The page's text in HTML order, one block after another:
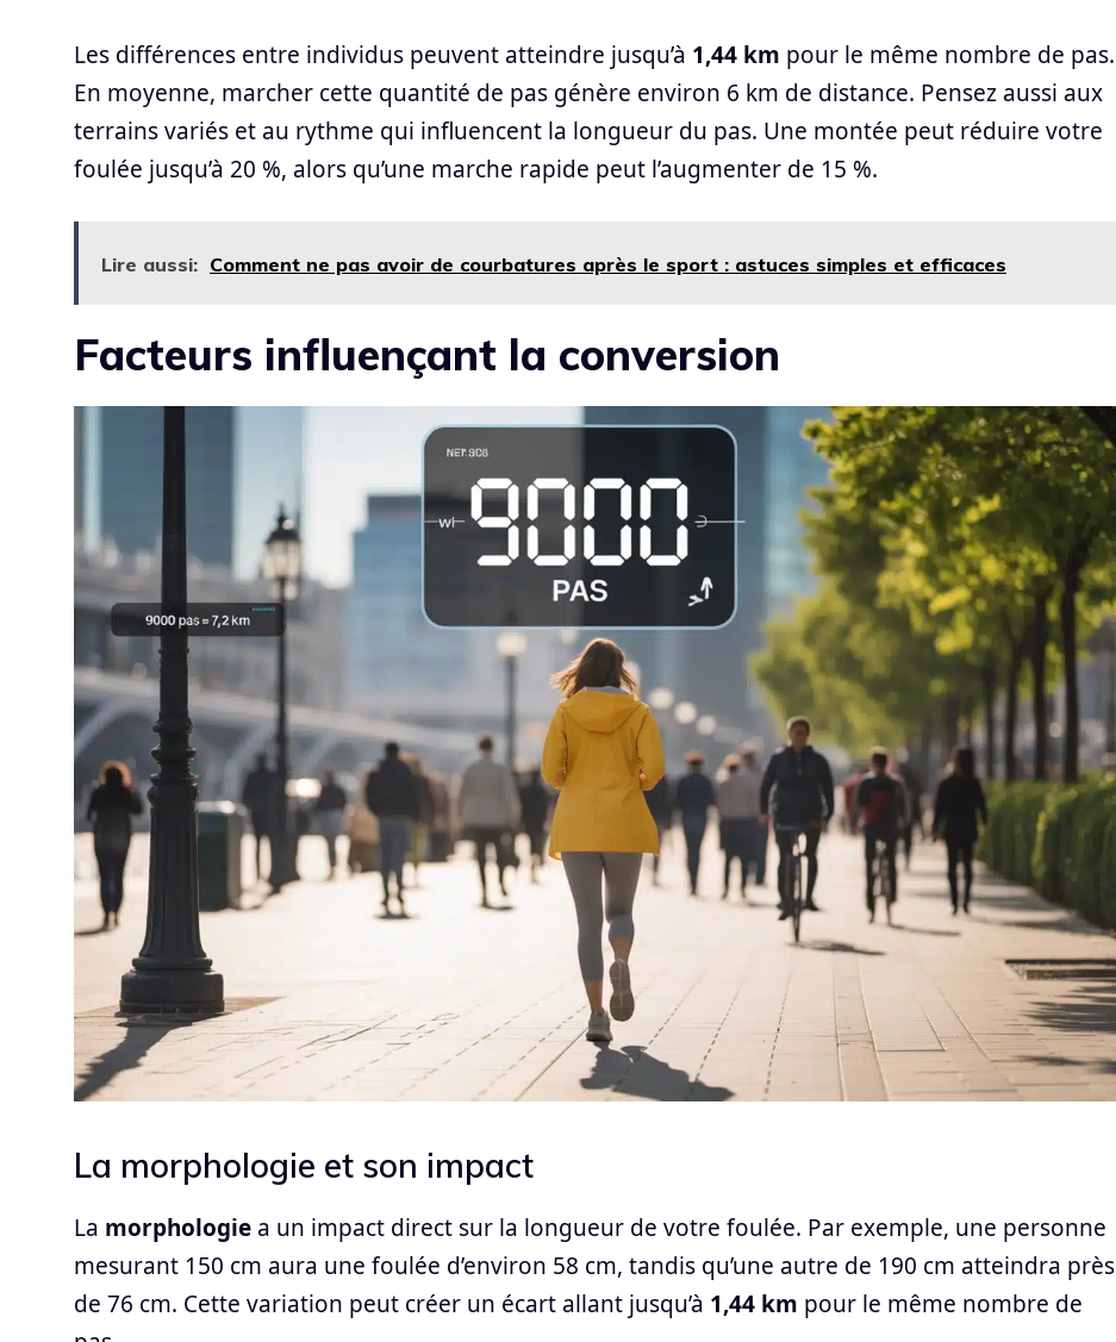
Les différences entre individus peuvent atteindre jusqu’à 1,44 km pour le même nombre de pas.
En moyenne, marcher cette quantité de pas génère environ 6 km de distance. Pensez aussi aux
terrains variés et au rythme qui influencent la longueur du pas. Une montée peut réduire votre
foulée jusqu’à 20 %, alors qu’une marche rapide peut l’augmenter de 15 %.
Lire aussi: Comment ne pas avoir de courbatures après le sport : astuces simples et efficaces
Facteurs influençant la conversion
La morphologie et son impact
La morphologie a un impact direct sur la longueur de votre foulée. Par exemple, une personne
mesurant 150 cm aura une foulée d’environ 58 cm, tandis qu’une autre de 190 cm atteindra près
de 76 cm. Cette variation peut créer un écart allant jusqu’à 1,44 km pour le même nombre de